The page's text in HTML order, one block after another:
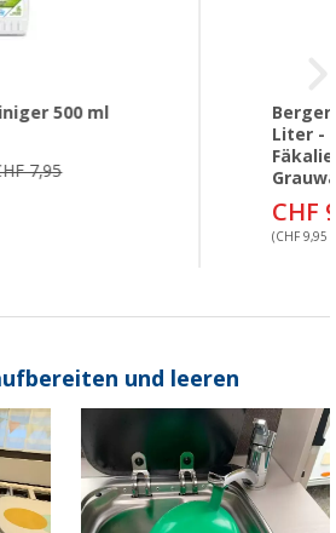
500 ml
7,95
Berger
Liter -
CHF
(CHF 9,95
und leeren